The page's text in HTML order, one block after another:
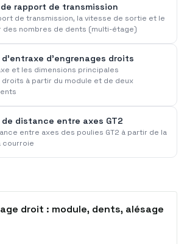
rapport de transmission
de transmission, la vitesse de sortie et le
des nombres de dents (multi-étage)
d'engrenages droits
et les dimensions principales
à partir du module et de deux
distance entre axes GT2
entre axes des poulies GT2 à partir de la
courroie
droit : module, dents, alésage